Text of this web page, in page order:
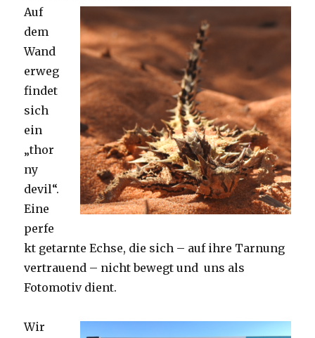
Auf
dem
Wand
erweg
findet
sich
ein
„thor
ny
devil“.
Eine
perfe
kt getarnte Echse, die sich – auf ihre Tarnung
vertrauend – nicht bewegt und uns als
Fotomotiv dient.
Wir